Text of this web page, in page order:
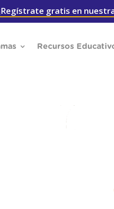
gratis en
Recursos